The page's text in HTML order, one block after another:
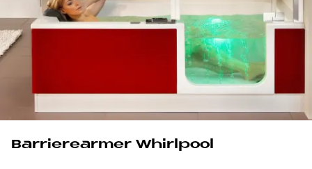
Barrierearmer Whirlpool